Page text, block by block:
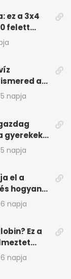
ez a 3x4
felett
az
5 napja
gyerekek
5 napja
el a
hogyan
6 napja
Ez a
6 napja